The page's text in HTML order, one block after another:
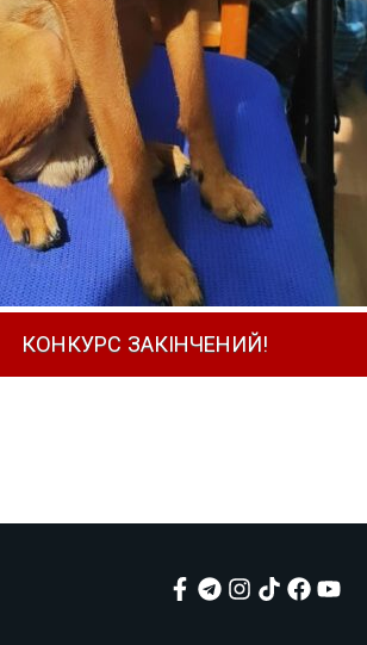
КОНКУРС ЗАКІНЧЕНИЙ!